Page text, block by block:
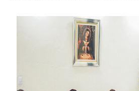
Roberto Ángel Salcedo
Roberto Ángel Salcedo
Respuesta oportuna de